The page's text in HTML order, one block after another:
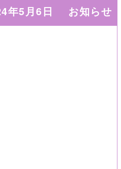
年5月6日 お知らせ